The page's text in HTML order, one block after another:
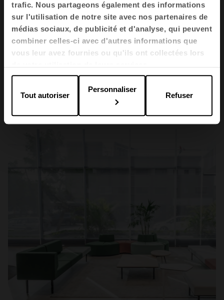
trafic. Nous partageons également des informations
sur l'utilisation de notre site avec nos partenaires de
médias sociaux, de publicité et d'analyse, qui peuvent
combiner celles-ci avec d'autres informations que
vous leur avez fournies ou qu'ils ont collectées lors
Tout autoriser
Personnaliser
Refuser
Endesa